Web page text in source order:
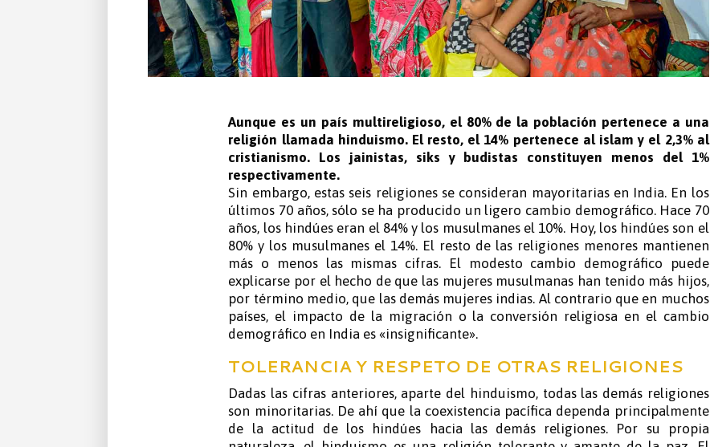
Aunque es un país multireligioso, el 80% de la población pertenece a una
religión llamada hinduismo. El resto, el 14% pertenece al islam y el 2,3% al
cristianismo. Los jainistas, siks y budistas constituyen menos del 1%
respectivamente.
Sin embargo, estas seis religiones se consideran mayoritarias en India. En los
últimos 70 años, sólo se ha producido un ligero cambio demográfico. Hace 70
años, los hindúes eran el 84% y los musulmanes el 10%. Hoy, los hindúes son el
80% y los musulmanes el 14%. El resto de las religiones menores mantienen
más o menos las mismas cifras. El modesto cambio demográfico puede
explicarse por el hecho de que las mujeres musulmanas han tenido más hijos,
por término medio, que las demás mujeres indias. Al contrario que en muchos
países, el impacto de la migración o la conversión religiosa en el cambio
demográfico en India es «insignificante».
TOLERANCIA Y RESPETO DE OTRAS RELIGIONES
Dadas las cifras anteriores, aparte del hinduismo, todas las demás religiones
son minoritarias. De ahí que la coexistencia pacífica dependa principalmente
de la actitud de los hindúes hacia las demás religiones. Por su propia